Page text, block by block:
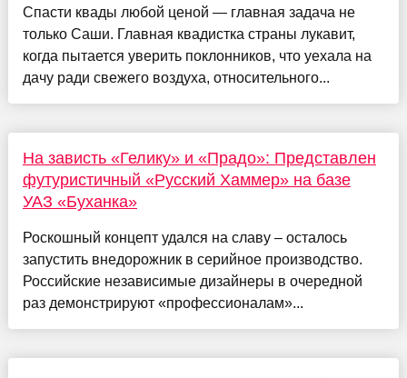
Спасти квады любой ценой — главная задача не
только Саши. Главная квадистка страны лукавит,
когда пытается уверить поклонников, что уехала на
дачу ради свежего воздуха, относительного...
На зависть «Гелику» и «Прадо»: Представлен
футуристичный «Русский Хаммер» на базе
УАЗ «Буханка»
Роскошный концепт удался на славу – осталось
запустить внедорожник в серийное производство.
Российские независимые дизайнеры в очередной
раз демонстрируют «профессионалам»...